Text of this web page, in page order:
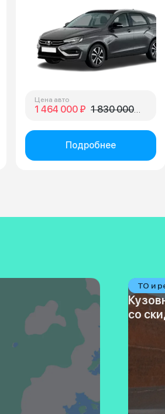
Цена авто
1 464 000 ₽ 1 830 000 ₽
Подробнее
ТО и
со